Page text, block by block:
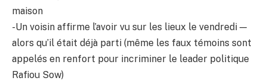
maison
-Un voisin affirme l’avoir vu sur les lieux le vendredi —
alors qu’il était déjà parti (même les faux témoins sont
appelés en renfort pour incriminer le leader politique
Rafiou Sow)